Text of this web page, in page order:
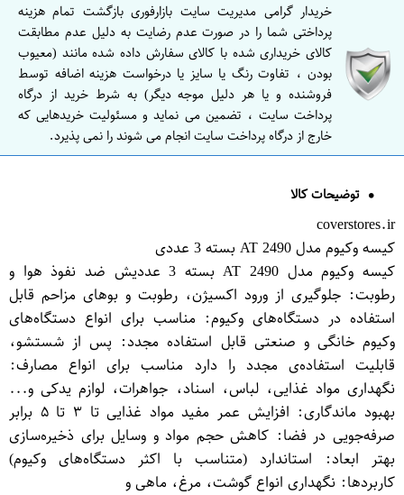
خریدار گرامی مدیریت سایت بازارفوری بازگشت تمام هزینه
پرداختی شما را در صورت عدم رضایت به دلیل عدم مطابقت
کالای خریداری شده با کالای سفارش داده شده مانند (معیوب
بودن ، تفاوت رنگ یا سایز یا درخواست هزینه اضافه توسط
فروشنده و یا هر دلیل موجه دیگر) به شرط خرید از درگاه
پرداخت سایت ، تضمین می نماید و مسئولیت خریدهایی که
خارج از درگاه پرداخت سایت انجام می شوند را نمی پذیرد.
توضیحات کالا
coverstores.ir
کیسه وکیوم مدل AT 2490 بسته 3 عددی
کیسه وکیوم مدل AT 2490 بسته 3 عددیش ضد نفوذ هوا و
رطوبت: جلوگیری از ورود اکسیژن، رطوبت و بوهای مزاحم قابل
استفاده در دستگاه‌های وکیوم: مناسب برای انواع دستگاه‌های
وکیوم خانگی و صنعتی قابل استفاده مجدد: پس از شستشو،
قابلیت استفاده‌ی مجدد را دارد مناسب برای انواع مصارف:
نگهداری مواد غذایی، لباس، اسناد، جواهرات، لوازم یدکی و...
بهبود ماندگاری: افزایش عمر مفید مواد غذایی تا ۳ تا ۵ برابر
صرفه‌جویی در فضا: کاهش حجم مواد و وسایل برای ذخیره‌سازی
بهتر ابعاد: استاندارد (متناسب با اکثر دستگاه‌های وکیوم)
کاربردها: نگهداری انواع گوشت، مرغ، ماهی و